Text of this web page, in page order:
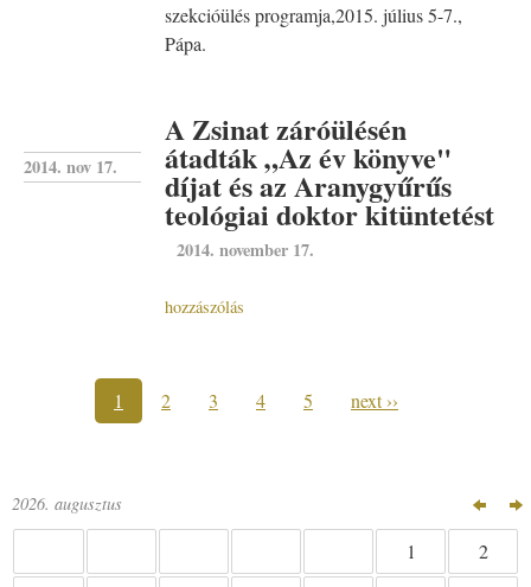
szekcióülés programja,2015. július 5-7.,
Pápa.
2014. nov 17.
A Zsinat záróülésén
átadták „Az év könyve"
díjat és az Aranygyűrűs
teológiai doktor kitüntetést
2014. november 17.
hozzászólás
1 2 3 4 5 next ››
2026. augusztus
1
2